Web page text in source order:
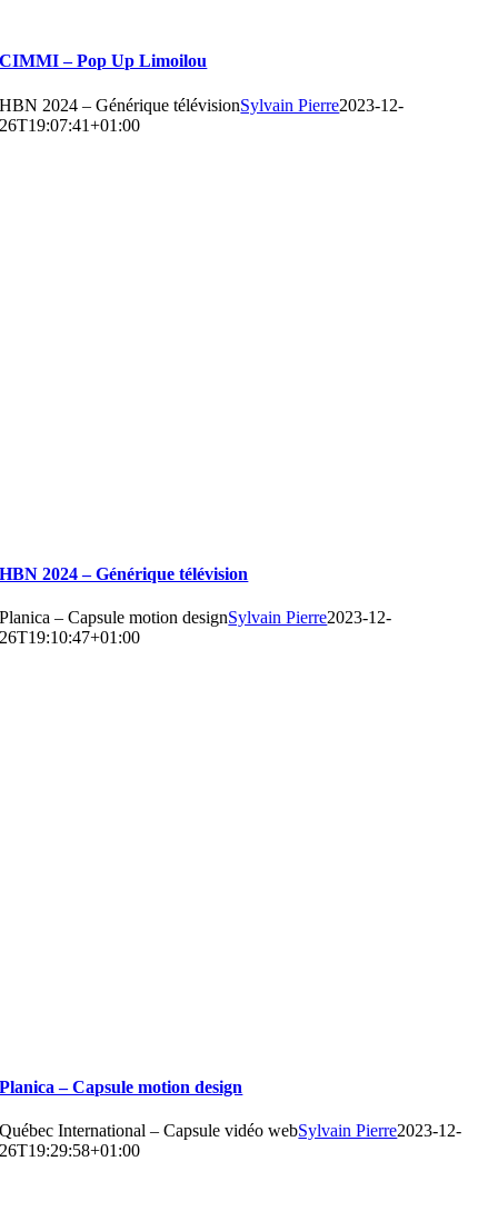
CIMMI – Pop Up Limoilou
HBN 2024 – Générique télévisionSylvain Pierre2023-12-
26T19:07:41+01:00
HBN 2024 – Générique télévision
Planica – Capsule motion designSylvain Pierre2023-12-
26T19:10:47+01:00
Planica – Capsule motion design
Québec International – Capsule vidéo webSylvain Pierre2023-12-
26T19:29:58+01:00